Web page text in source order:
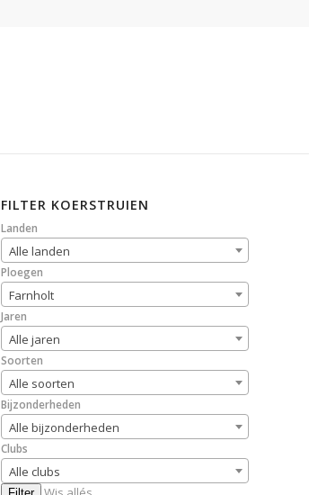
FILTER KOERSTRUIEN
Landen
Alle landen
Ploegen
Farnholt
Jaren
Alle jaren
Soorten
Alle soorten
Bijzonderheden
Alle bijzonderheden
Clubs
Alle clubs